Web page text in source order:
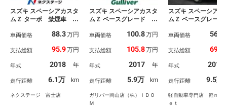
スズキ スペーシアカスタ
ムＺ ターボ 禁煙車 Ｓ
ー ターボ デュアルカ
スラ ＥＴＣ ドラレ
グ オートライト オー
トエアコン スマートキ
ー アイドリングストッ
プ 電動格納ミラー
車両価格 88.3万円
支払総額 95.9万円
年式 2018 年
走行距離 6.1万 km
ネクステージ 富士店
スズキ スペーシアカスタ
ムＺ ベースグレード 純
イドドア バックカメ
ドライブレコーダー Ｈ
ートキー オートエアコ
ン アイドリングストッ
プ オートライト パド
ルシフト フォグライト
車両価格 100.8万円
支払総額 105.8万円
年式 2017 年
走行距離 5.9万 km
ガリバー岡山店（株）ＩＤＯ
Ｍ
スズキ スペーシアカ
ムＺ ベースグレー
社外フルセグナビ
ア アイドリングス
席シートヒーター
Ｄ プッシュスタ
スマートキー 盗難
装置 純正アルミ
Ｃ
車両価格 56.8
支払総額 69.8
年式 2017
走行距離 9.5万
軽自動車専門店 軽ｍａ
ｅｔ